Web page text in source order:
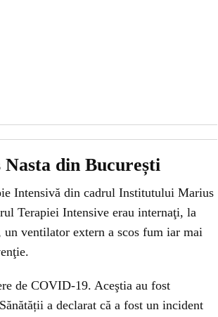
din București
Intensivă din cadrul Institutului Marius
Terapiei Intensive erau internaţi, la
ventilator extern a scos fum iar mai
de COVID-19. Aceştia au fost
a declarat că a fost un incident